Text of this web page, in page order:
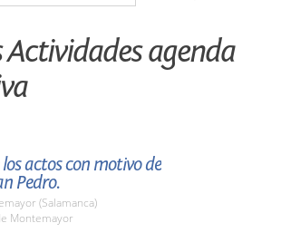
agenda
actos con motivo de
Pedro.
(Salamanca)
Montemayor